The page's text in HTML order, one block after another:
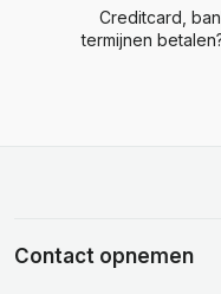
Creditcard,
termijnen
Contact opnemen